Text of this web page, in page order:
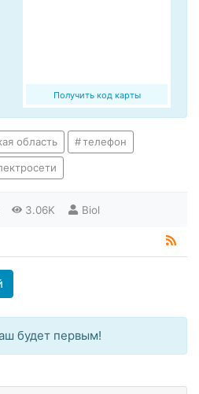
Получить код карты
область телефон
3.06K Biol
будет первым!